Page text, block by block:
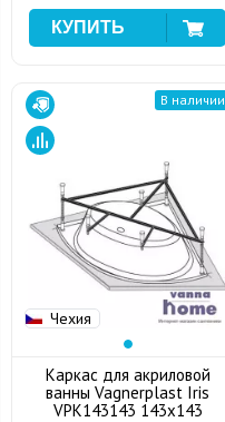
Чехия
В наличии
Каркас для акриловой
ванны Vagnerplast Iris
VPK143143 143x143